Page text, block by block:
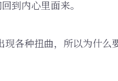
到内心里面来。
现各种扭曲，所以为什么